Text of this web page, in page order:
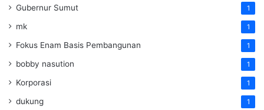
Gubernur Sumut 1
mk 1
Fokus Enam Basis Pembangunan 1
bobby nasution 1
Korporasi 1
dukung 1